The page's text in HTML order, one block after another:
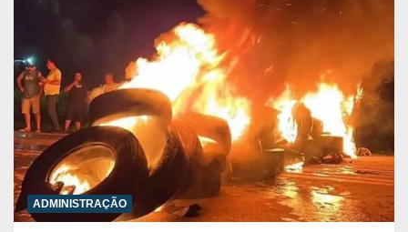
ADMINISTRAÇÃO